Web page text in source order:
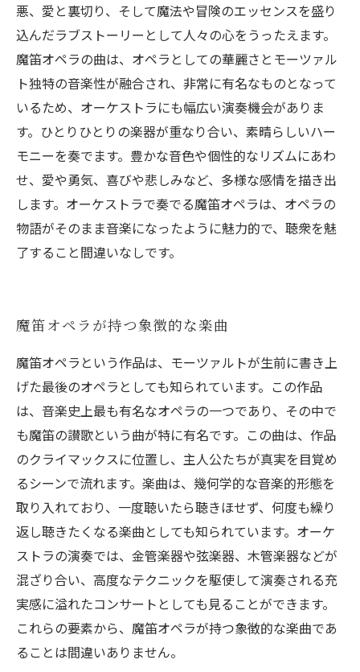
悪、愛と裏切り、そして魔法や冒険のエッセンスを盛り
込んだラブストーリーとして人々の心をうったえます。
魔笛オペラの曲は、オペラとしての華麗さとモーツァル
ト独特の音楽性が融合され、非常に有名なものとなって
いるため、オーケストラにも幅広い演奏機会がありま
す。ひとりひとりの楽器が重なり合い、素晴らしいハー
モニーを奏でます。豊かな音色や個性的なリズムにあわ
せ、愛や勇気、喜びや悲しみなど、多様な感情を描き出
します。オーケストラで奏でる魔笛オペラは、オペラの
物語がそのまま音楽になったように魅力的で、聴衆を魅
了すること間違いなしです。
魔笛オペラが持つ象徴的な楽曲
魔笛オペラという作品は、モーツァルトが生前に書き上
げた最後のオペラとしても知られています。この作品
は、音楽史上最も有名なオペラの一つであり、その中で
も魔笛の讃歌という曲が特に有名です。この曲は、作品
のクライマックスに位置し、主人公たちが真実を目覚め
るシーンで流れます。楽曲は、幾何学的な音楽的形態を
取り入れており、一度聴いたら聴きほせず、何度も繰り
返し聴きたくなる楽曲としても知られています。オーケ
ストラの演奏では、金管楽器や弦楽器、木管楽器などが
混ざり合い、高度なテクニックを駆使して演奏される充
実感に溢れたコンサートとしても見ることができます。
これらの要素から、魔笛オペラが持つ象徴的な楽曲であ
ることは間違いありません。